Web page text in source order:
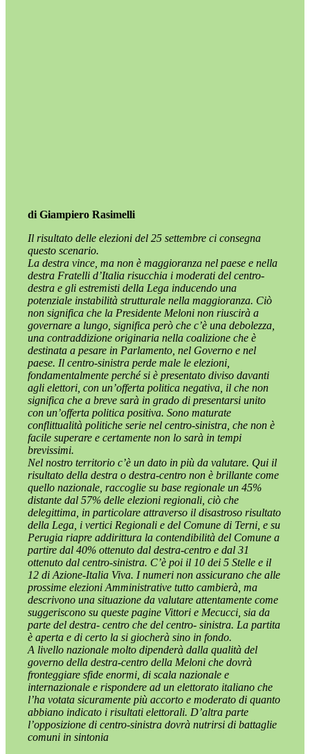
di Giampiero Rasimelli
Il risultato delle elezioni del 25 settembre ci consegna
questo scenario.
La destra vince, ma non è maggioranza nel paese e nella
destra Fratelli d’Italia risucchia i moderati del centro-
destra e gli estremisti della Lega inducendo una
potenziale instabilità strutturale nella maggioranza. Ciò
non significa che la Presidente Meloni non riuscirà a
governare a lungo, significa però che c’è una debolezza,
una contraddizione originaria nella coalizione che è
destinata a pesare in Parlamento, nel Governo e nel
paese. Il centro-sinistra perde male le elezioni,
fondamentalmente perché si è presentato diviso davanti
agli elettori, con un’offerta politica negativa, il che non
significa che a breve sarà in grado di presentarsi unito
con un’offerta politica positiva. Sono maturate
conflittualità politiche serie nel centro-sinistra, che non è
facile superare e certamente non lo sarà in tempi
brevissimi.
Nel nostro territorio c’è un dato in più da valutare. Qui il
risultato della destra o destra-centro non è brillante come
quello nazionale, raccoglie su base regionale un 45%
distante dal 57% delle elezioni regionali, ciò che
delegittima, in particolare attraverso il disastroso risultato
della Lega, i vertici Regionali e del Comune di Terni, e su
Perugia riapre addirittura la contendibilità del Comune a
partire dal 40% ottenuto dal destra-centro e dal 31
ottenuto dal centro-sinistra. C’è poi il 10 dei 5 Stelle e il
12 di Azione-Italia Viva. I numeri non assicurano che alle
prossime elezioni Amministrative tutto cambierà, ma
descrivono una situazione da valutare attentamente come
suggeriscono su queste pagine Vittori e Mecucci, sia da
parte del destra- centro che del centro- sinistra. La partita
è aperta e di certo la si giocherà sino in fondo.
A livello nazionale molto dipenderà dalla qualità del
governo della destra-centro della Meloni che dovrà
fronteggiare sfide enormi, di scala nazionale e
internazionale e rispondere ad un elettorato italiano che
l’ha votata sicuramente più accorto e moderato di quanto
abbiano indicato i risultati elettorali. D’altra parte
l’opposizione di centro-sinistra dovrà nutrirsi di battaglie
comuni in sintonia